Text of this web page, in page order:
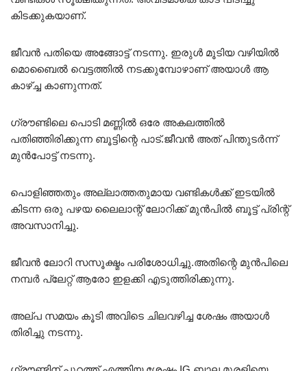
കിടക്കുകയാണ്.
ജീവൻ പതിയെ അങ്ങോട്ട് നടന്നു. ഇരുൾ മൂടിയ വഴിയിൽ
മൊബൈൽ വെട്ടത്തിൽ നടക്കുമ്പോഴാണ് അയാൾ ആ
കാഴ്ച്ച കാണുന്നത്.
ഗ്രൗണ്ടിലെ പൊടി മണ്ണിൽ ഒരേ അകലത്തിൽ
പതിഞ്ഞിരിക്കുന്ന ബൂട്ടിന്റെ പാട്.ജീവൻ അത് പിന്തുടർന്ന്
മുൻപോട്ട് നടന്നു.
പൊളിഞ്ഞതും അല്ലാത്തതുമായ വണ്ടികൾക്ക് ഇടയിൽ
കിടന്ന ഒരു പഴയ ലൈലാന്റ് ലോറിക്ക് മുൻപിൽ ബൂട്ട് പ്രിന്റ്
അവസാനിച്ചു.
ജീവൻ ലോറി സസൂക്ഷ്മം പരിശോധിച്ചു.അതിന്റെ മുൻപിലെ
നമ്പർ പ്ലേറ്റ് ആരോ ഇളക്കി എടുത്തിരിക്കുന്നു.
അല്പ സമയം കൂടി അവിടെ ചിലവഴിച്ച ശേഷം അയാൾ
തിരിച്ചു നടന്നു.